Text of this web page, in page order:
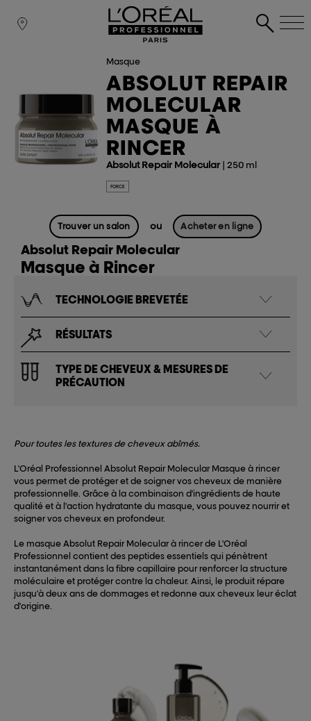
Masque
ABSOLUT REPAIR
MOLECULAR
MASQUE À
RINCER
Absolut Repair Molecular| 250 ml
FORCE
Trouver un salon ou Acheter en ligne
Absolut Repair Molecular
Masque à Rincer
TECHNOLOGIE BREVETÉE
RÉSULTATS
TYPE DE CHEVEUX & MESURES DE
PRÉCAUTION
Pour toutes les textures de cheveux abîmés.
L'Oréal Professionnel Absolut Repair Molecular Masque à rincer
vous permet de protéger et de soigner vos cheveux de manière
professionnelle. Grâce à la combinaison d'ingrédients de haute
qualité et à l'action hydratante du masque, vous pouvez nourrir et
soigner vos cheveux en profondeur.
Le masque Absolut Repair Molecular à rincer de L'Oréal
Professionnel contient des peptides essentiels qui pénètrent
instantanément dans la fibre capillaire pour renforcer la structure
moléculaire et protéger contre la chaleur. Ainsi, le produit répare
jusqu'à deux ans de dommages et redonne aux cheveux leur éclat
d'origine.